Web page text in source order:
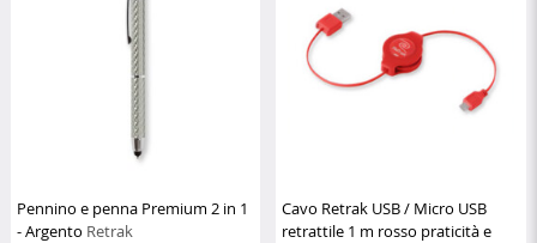
Pennino e penna Premium 2 in 1
- Argento Retrak
Cavo Retrak USB / Micro USB
retrattile 1 m rosso praticità e